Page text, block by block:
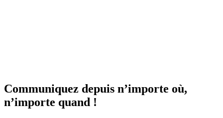
Communiquez depuis n’importe où,
n’importe quand !